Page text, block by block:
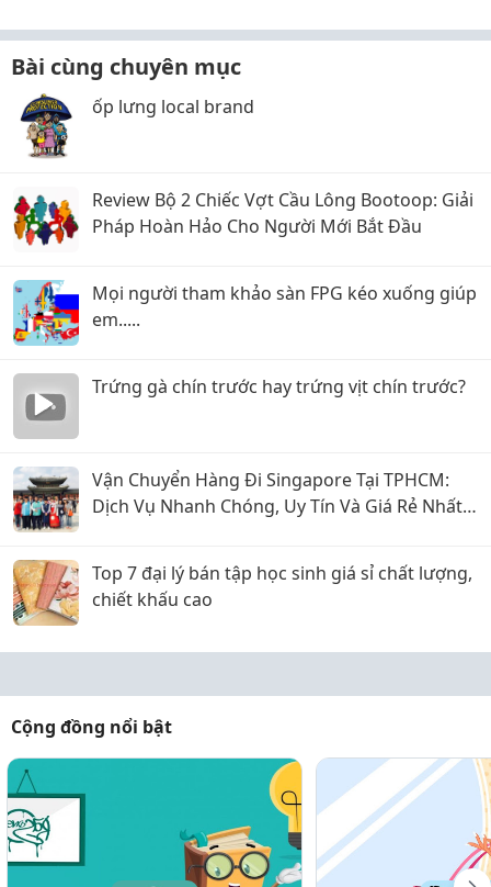
Bài cùng chuyên mục
ốp lưng local brand
Review Bộ 2 Chiếc Vợt Cầu Lông Bootoop: Giải
Pháp Hoàn Hảo Cho Người Mới Bắt Đầu
Mọi người tham khảo sàn FPG kéo xuống giúp
em.....
Trứng gà chín trước hay trứng vịt chín trước?
Vận Chuyển Hàng Đi Singapore Tại TPHCM:
Dịch Vụ Nhanh Chóng, Uy Tín Và Giá Rẻ Nhất
Top 7 đại lý bán tập học sinh giá sỉ chất lượng,
chiết khấu cao
Cộng đồng nổi bật